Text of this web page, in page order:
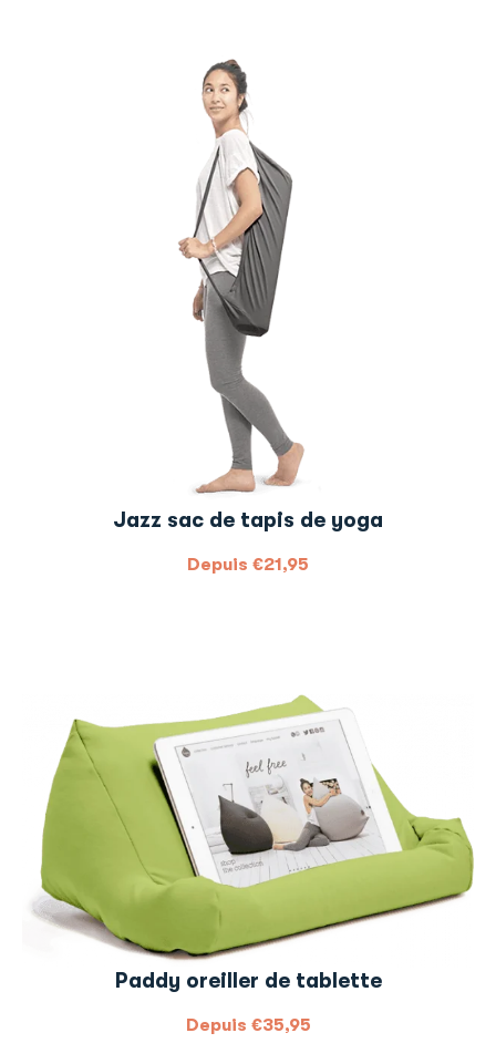
Jazz sac de tapis de yoga
Depuis €21,95
Paddy oreiller de tablette
Depuis €35,95